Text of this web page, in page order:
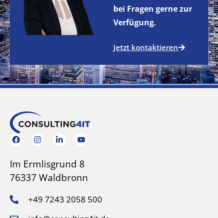
bei Fragen gerne zur
Verfügung.
Jetzt kontaktieren
Im Ermlisgrund 8
76337 Waldbronn
+49 7243 2058 500